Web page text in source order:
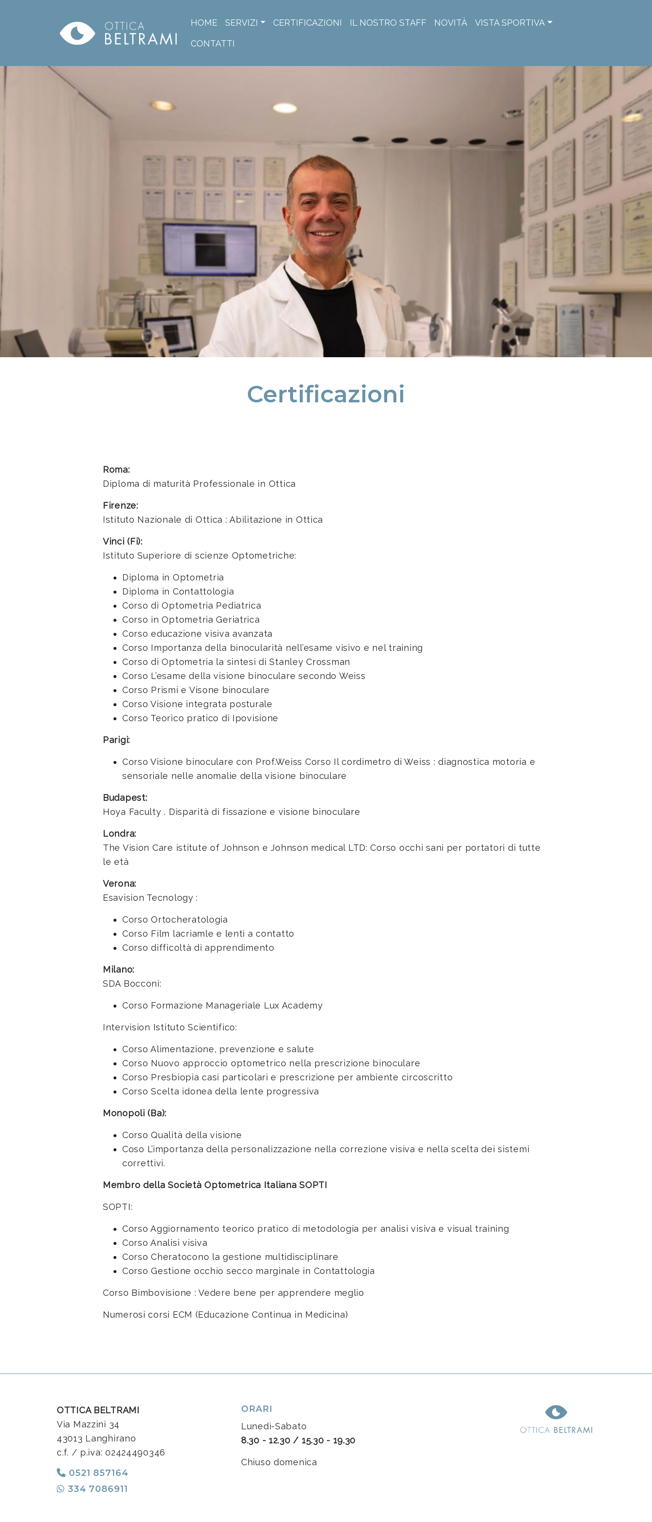
HOME SERVIZI CERTIFICAZIONI IL NOSTRO STAFF NOVITÀ VISTA SPORTIVA
CONTATTI
Certificazioni
Roma:
Diploma di maturità Professionale in Ottica
Firenze:
Istituto Nazionale di Ottica : Abilitazione in Ottica
Vinci (Fi):
Istituto Superiore di scienze Optometriche:
Diploma in Optometria
Diploma in Contattologia
Corso di Optometria Pediatrica
Corso in Optometria Geriatrica
Corso educazione visiva avanzata
Corso Importanza della binocularità nell’esame visivo e nel training
Corso di Optometria la sintesi di Stanley Crossman
Corso L’esame della visione binoculare secondo Weiss
Corso Prismi e Visone binoculare
Corso Visione integrata posturale
Corso Teorico pratico di Ipovisione
Parigi:
Corso Visione binoculare con Prof.Weiss Corso Il cordimetro di Weiss : diagnostica motoria e
sensoriale nelle anomalie della visione binoculare
Budapest:
Hoya Faculty . Disparità di fissazione e visione binoculare
Londra:
The Vision Care istitute of Johnson e Johnson medical LTD: Corso occhi sani per portatori di tutte
le età
Verona:
Esavision Tecnology :
Corso Ortocheratologia
Corso Film lacriamle e lenti a contatto
Corso difficoltà di apprendimento
Milano:
SDA Bocconi:
Corso Formazione Manageriale Lux Academy
Intervision Istituto Scientifico:
Corso Alimentazione, prevenzione e salute
Corso Nuovo approccio optometrico nella prescrizione binoculare
Corso Presbiopia casi particolari e prescrizione per ambiente circoscritto
Corso Scelta idonea della lente progressiva
Monopoli (Ba):
Corso Qualità della visione
Coso L’importanza della personalizzazione nella correzione visiva e nella scelta dei sistemi
correttivi.
Membro della Società Optometrica Italiana SOPTI
SOPTI:
Corso Aggiornamento teorico pratico di metodologia per analisi visiva e visual training
Corso Analisi visiva
Corso Cheratocono la gestione multidisciplinare
Corso Gestione occhio secco marginale in Contattologia
Corso Bimbovisione : Vedere bene per apprendere meglio
Numerosi corsi ECM (Educazione Continua in Medicina)
OTTICA BELTRAMI
Via Mazzini 34
43013 Langhirano
c.f. / p.iva: 02424490346
0521 857164
334 7086911
ORARI
Lunedì-Sabato
8.30 - 12.30 / 15.30 - 19.30
Chiuso domenica